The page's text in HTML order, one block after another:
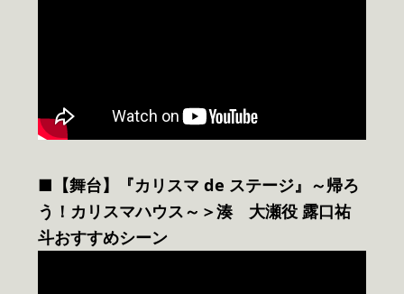
■【舞台】『カリスマ de ステージ』～帰ろ
う！カリスマハウス～＞湊 大瀬役 露口祐
斗おすすめシーン